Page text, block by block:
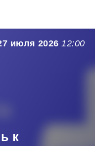
июля 202612:00
к